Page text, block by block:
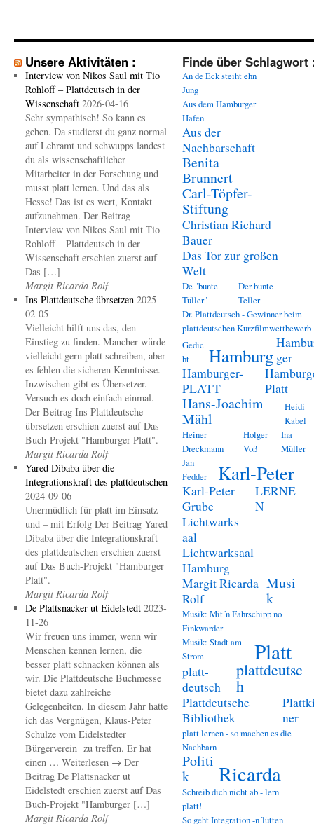
Unsere Aktivitäten :
Interview von Nikos Saul mit Tio
Rohloff – Plattdeutsch in der
Wissenschaft 2026-04-16
Sehr sympathisch! So kann es
gehen. Da studierst du ganz normal
auf Lehramt und schwupps landest
du als wissenschaftlicher
Mitarbeiter in der Forschung und
musst platt lernen. Und das als
Hesse! Das ist es wert, Kontakt
aufzunehmen. Der Beitrag
Interview von Nikos Saul mit Tio
Rohloff – Plattdeutsch in der
Wissenschaft erschien zuerst auf
Das […]
Margit Ricarda Rolf
Ins Plattdeutsche übrsetzen 2025-
02-05
Vielleicht hilft uns das, den
Einstieg zu finden. Mancher würde
vielleicht gern platt schreiben, aber
es fehlen die sicheren Kenntnisse.
Inzwischen gibt es Übersetzer.
Versuch es doch einfach einmal.
Der Beitrag Ins Plattdeutsche
übrsetzen erschien zuerst auf Das
Buch-Projekt "Hamburger Platt".
Margit Ricarda Rolf
Yared Dibaba über die
Integrationskraft des plattdeutschen
2024-09-06
Unermüdlich für platt im Einsatz –
und – mit Erfolg Der Beitrag Yared
Dibaba über die Integrationskraft
des plattdeutschen erschien zuerst
auf Das Buch-Projekt "Hamburger
Platt".
Margit Ricarda Rolf
De Plattsnacker ut Eidelstedt 2023-
11-26
Wir freuen uns immer, wenn wir
Menschen kennen lernen, die
besser platt schnacken können als
wir. Die Plattdeutsche Buchmesse
bietet dazu zahlreiche
Gelegenheiten. In diesem Jahr hatte
ich das Vergnügen, Klaus-Peter
Schulze vom Eidelstedter
Bürgerverein zu treffen. Er hat
einen … Weiterlesen → Der
Beitrag De Plattsnacker ut
Eidelstedt erschien zuerst auf Das
Buch-Projekt "Hamburger […]
Margit Ricarda Rolf
Finde über Schlagwort
An de Eck steiht ehn
Jung
Aus dem Hamburger
Hafen
Aus der
Nachbarschaft
Benita
Brunnert
Carl-Töpfer-
Stiftung
Christian Richard
Bauer
Das Tor zur großen
Welt
De "bunte
Tüller"
Der bunte
Teller
Dr. Plattdeutsch - Gewinner beim
plattdeutschen Kurzfilmwettbewerb
Gedic
ht
Hamburg ger
Hamburger-
PLATT
Platt
Hans-Joachim
Mähl
Heidi
Kabel
Heiner
Dreckmann
Holger
Voß
Ina
Müller
Jan
Fedder
Karl-Peter
Karl-Peter
Grube
LERNE
N
Lichtwarks
aal
Lichtwarksaal
Hamburg
Margit Ricarda
Rolf
Musi
k
Musik: Mit´n Fährschipp no
Finkwarder
Musik: Stadt am
Strom
Platt
platt-
deutsch
plattdeutsc
h
Plattdeutsche
Bibliothek
ner
platt lernen - so machen es die
Nachbarn
Politi
k
Ricarda
Schreib dich nicht ab - lern
platt!
So geht Integration -n´lütten